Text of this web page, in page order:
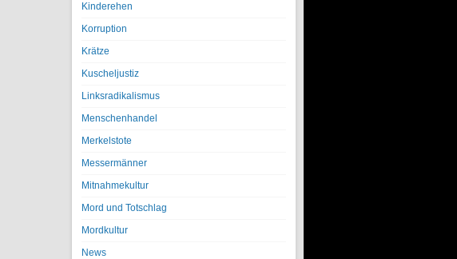
Kinderehen
Korruption
Krätze
Kuscheljustiz
Linksradikalismus
Menschenhandel
Merkelstote
Messermänner
Mitnahmekultur
Mord und Totschlag
Mordkultur
News